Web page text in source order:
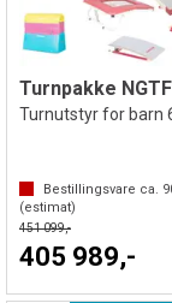
Turnpakke
Turnutstyr for barn
Bestillingsvare ca.
(estimat)
451 099,-
405 989,-